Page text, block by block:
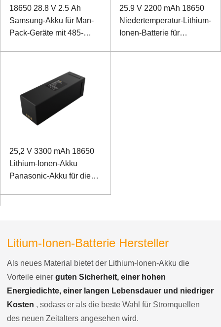
18650 28.8 V 2.5 Ah
Samsung-Akku für Man-
Pack-Geräte mit 485-
25.9 V 2200 mAh 18650
Niedertemperatur-Lithium-
Ionen-Batterie für
25,2 V 3300 mAh 18650
Lithium-Ionen-Akku
Panasonic-Akku für die
Litium-Ionen-Batterie Hersteller
Als neues Material bietet der Lithium-Ionen-Akku die
Vorteile einer guten Sicherheit, einer hohen
Energiedichte, einer langen Lebensdauer und niedriger
Kosten , sodass er als die beste Wahl für Stromquellen
des neuen Zeitalters angesehen wird.